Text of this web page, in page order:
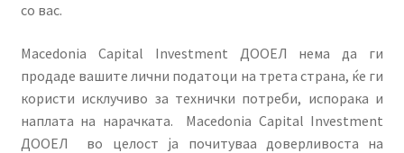
со вас.
Macedonia Capital Investment ДООЕЛ нема да ги
продаде вашите лични податоци на трета страна, ќе ги
користи исклучиво за технички потреби, испорака и
наплата на нарачката. Macedonia Capital Investment
ДООЕЛ во целост ја почитуваа доверливоста на